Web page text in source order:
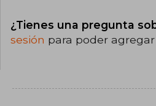
¿Tienes una pregunta
sesión para poder